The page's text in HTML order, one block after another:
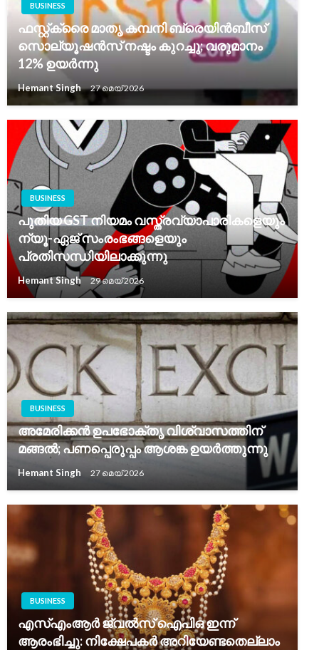
BUSINESS
ഫസ്റ്റ്ക്രൈ മാതൃ കമ്പനി ബ്രെയിൻബീസ്
സൊല്യൂഷൻസ് നഷ്ടം കുറച്ചു; വരുമാനം
12% ഉയർന്നു
Hemant Singh 27 മെയ്‌ 2026
BUSINESS
പുതിയ GST നിയമം വസ്ത്രവ്യാപാരികളെയും
ന്യൂ-ഏജ് സംരംഭങ്ങളെയും
പ്രതിസന്ധിയിലാക്കുന്നു
Hemant Singh 29 മെയ്‌ 2026
BUSINESS
അമേരിക്കൻ ഉപഭോക്തൃ വിശ്വാസത്തിന്
മങ്ങൽ; പണപ്പെരുപ്പം ആശങ്ക ഉയർത്തുന്നു
Hemant Singh 27 മെയ്‌ 2026
BUSINESS
എസ്എംആർ ജ്വൽസ് ഐപിഒ ഇന്ന്
ആരംഭിച്ചു: നിക്ഷേപകർ അറിയേണ്ടതെല്ലാം